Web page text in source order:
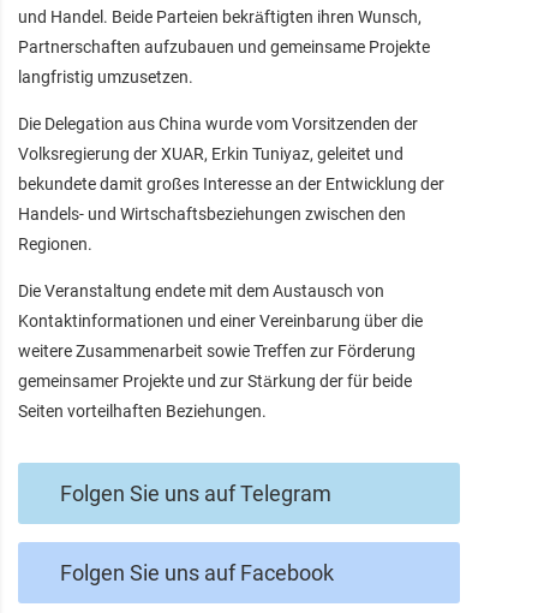
und Handel. Beide Parteien bekräftigten ihren Wunsch,
Partnerschaften aufzubauen und gemeinsame Projekte
langfristig umzusetzen.
Die Delegation aus China wurde vom Vorsitzenden der
Volksregierung der XUAR, Erkin Tuniyaz, geleitet und
bekundete damit großes Interesse an der Entwicklung der
Handels- und Wirtschaftsbeziehungen zwischen den
Regionen.
Die Veranstaltung endete mit dem Austausch von
Kontaktinformationen und einer Vereinbarung über die
weitere Zusammenarbeit sowie Treffen zur Förderung
gemeinsamer Projekte und zur Stärkung der für beide
Seiten vorteilhaften Beziehungen.
Folgen Sie uns auf Telegram
Folgen Sie uns auf Facebook